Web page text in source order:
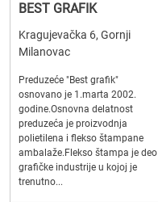
BEST GRAFIK
Kragujevačka 6, Gornji
Milanovac
Preduzeće "Best grafik"
osnovano je 1.marta 2002.
godine.Osnovna delatnost
preduzeća je proizvodnja
polietilena i flekso štampane
ambalaže.Flekso štampa je deo
grafičke industrije u kojoj je
trenutno...